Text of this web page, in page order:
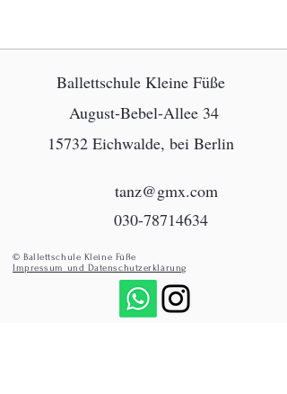
Ballettschule Kleine Füße
August-Bebel-Allee 34
15732 Eichwalde, bei Berlin
tanz@gmx.com
030-78714634
© Ballettschule Kleine Füße
Impressum und Datenschutzerklärung